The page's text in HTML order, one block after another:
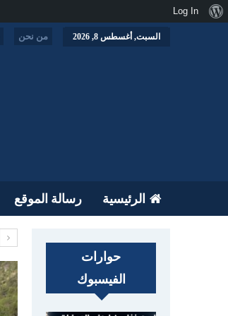
السبت, أغسطس 8, 2026 من نحن
الرئيسية رسالة الموقع
حوارات
الفيسبوك
نبذةLog In